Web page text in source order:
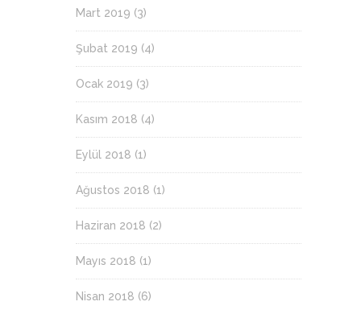
Mart 2019 (3)
Şubat 2019 (4)
Ocak 2019 (3)
Kasım 2018 (4)
Eylül 2018 (1)
Ağustos 2018 (1)
Haziran 2018 (2)
Mayıs 2018 (1)
Nisan 2018 (6)